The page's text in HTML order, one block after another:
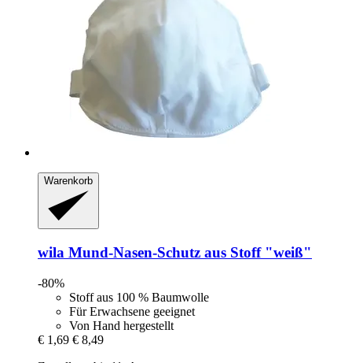
Warenkorb
wila Mund-​Nasen-​Schutz aus Stoff "weiß"
-80%
Stoff aus 100 % Baumwolle
Für Erwachsene geeignet
Von Hand hergestellt
€ 1,69 € 8,49